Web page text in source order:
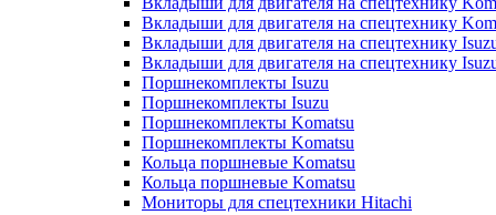
Вкладыши для двигателя на спецтехнику
Вкладыши для двигателя на спецтехнику
Вкладыши для двигателя на спецтехнику
Поршнекомплекты Isuzu
Поршнекомплекты Isuzu
Поршнекомплекты Komatsu
Поршнекомплекты Komatsu
Кольца поршневые Komatsu
Кольца поршневые Komatsu
Мониторы для спецтехники Hitachi